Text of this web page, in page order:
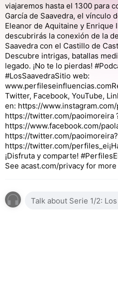
viajaremos hasta el 1300 para
García de Saavedra, el vínculo
Eleanor de Aquitaine y Enrique
descubrirás la conexión de la
Saavedra con el Castillo de
Descubre intrigas, batallas
legado. ¡No te lo pierdas!
#LosSaavedraSitio web:
Twitter, Facebook, YouTube,
en: https://
https://twitter.com/paoimoreira
https://www.facebook.com/
https://twitter.com/
https://twitter.com/
¡Disfruta y comparte!
See acast.com/privacy for